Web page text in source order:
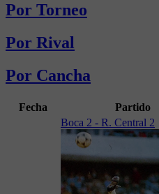
Por Torneo
Por Rival
Por Cancha
Fecha Partido
Boca 2 - R. Central 2